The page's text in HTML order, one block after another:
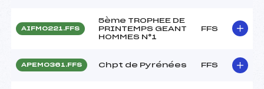
AIFM0221.FFS
5ème TROPHEE DE
PRINTEMPS GEANT
HOMMES N°1
FFS
APEM0361.FFS Chpt de Pyrénées FFS